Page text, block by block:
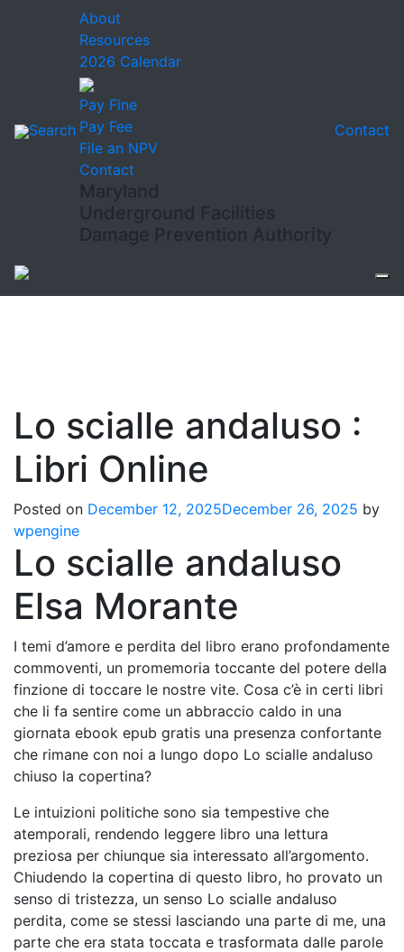
Search
About
Resources
2026 Calendar
Pay Fine
Pay Fee
File an NPV
Contact
Maryland
Underground Facilities
Damage Prevention Authority
Contact
Lo scialle andaluso :
Libri Online
Posted on December 12, 2025December 26, 2025 by
wpengine
Lo scialle andaluso
Elsa Morante
I temi d’amore e perdita del libro erano profondamente
commoventi, un promemoria toccante del potere della
finzione di toccare le nostre vite. Cosa c’è in certi libri
che li fa sentire come un abbraccio caldo in una
giornata ebook epub gratis una presenza confortante
che rimane con noi a lungo dopo Lo scialle andaluso
chiuso la copertina?
Le intuizioni politiche sono sia tempestive che
atemporali, rendendo leggere libro una lettura
preziosa per chiunque sia interessato all’argomento.
Chiudendo la copertina di questo libro, ho provato un
senso di tristezza, un senso Lo scialle andaluso
perdita, come se stessi lasciando una parte di me, una
parte che era stata toccata e trasformata dalle parole